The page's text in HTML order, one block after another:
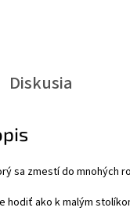
Diskusia
sa zmestí do mnohých
hodiť ako k malým